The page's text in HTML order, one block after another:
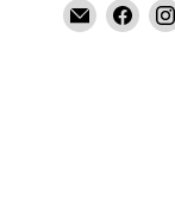
EmailFind